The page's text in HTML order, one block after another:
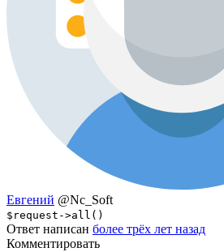
Евгений @Nc_Soft
$request->all()
Ответ написан более трёх лет назад
Комментировать